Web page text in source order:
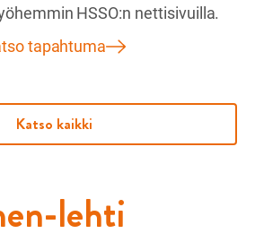
HSSO:n nettisivuilla.
tapahtuma
Katso kaikki
lehti